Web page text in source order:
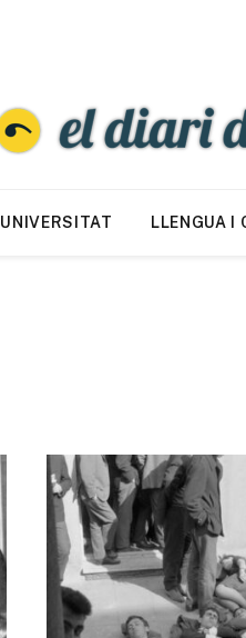
UNIVERSITAT LLENGUA I